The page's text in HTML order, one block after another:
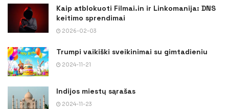
Kaip atblokuoti Filmai.in ir Linkomanija: DNS
keitimo sprendimai
2026-02-03
Trumpi vaikiški sveikinimai su gimtadieniu
2024-11-21
Indijos miestų sąrašas
2024-11-23